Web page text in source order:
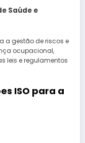
Saúde e
a gestão de riscos e
ocupacional,
leis e regulamentos
ISO para a